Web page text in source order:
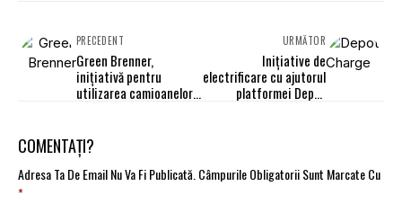
PRECEDENT
Green Brenner,
inițiativă pentru
utilizarea camioanelor
URMĂTOR
Inițiative de
electrificare cu ajutorul
platformei Depot
COMENTAȚI?
Adresa Ta De Email Nu Va Fi Publicată. Câmpurile Obligatorii Sunt Marcate Cu
*